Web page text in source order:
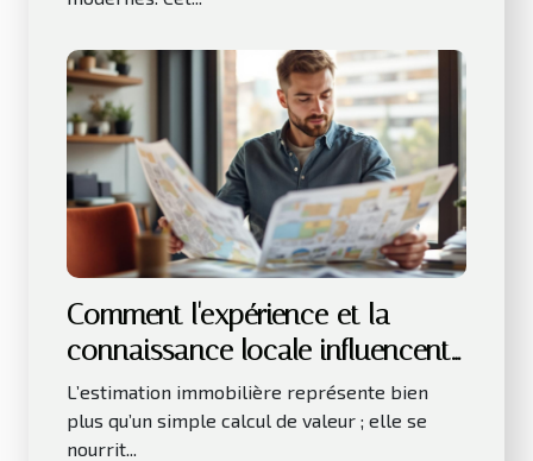
Comment l'expérience et la
connaissance locale influencent-
elles l'estimation immobilière ?
L’estimation immobilière représente bien
plus qu’un simple calcul de valeur ; elle se
nourrit...